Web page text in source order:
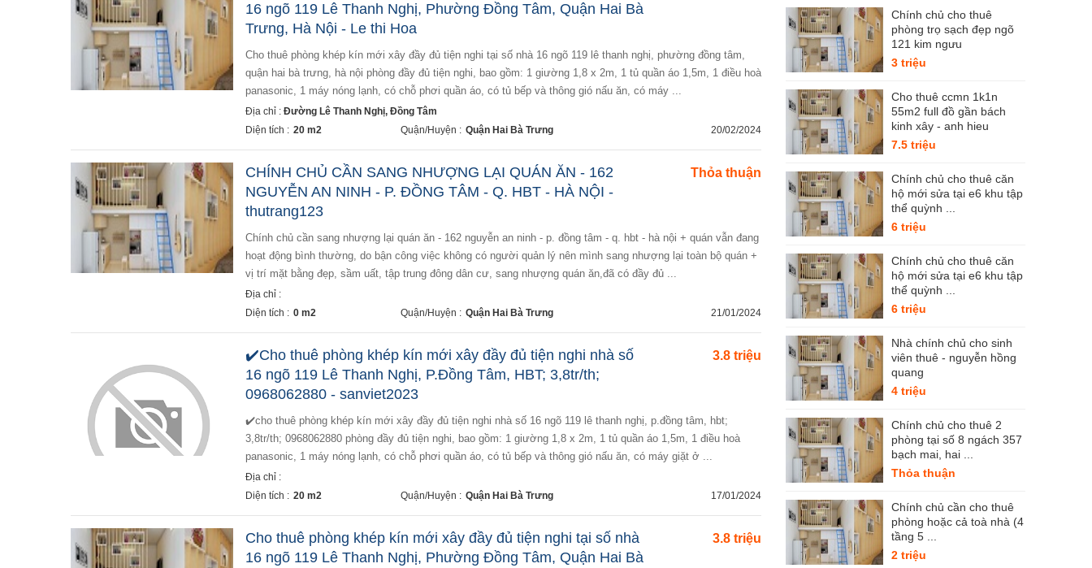
16 ngõ 119 Lê Thanh Nghị, Phường Đồng Tâm, Quận Hai Bà
Trưng, Hà Nội - Le thi Hoa
cho thuê phòng khép kín mới xây đầy đủ tiện nghi tại số nhà 16 ngõ 119 lê thanh nghị, phường đồng tâm,
quận hai bà trưng, hà nội phòng đầy đủ tiện nghi, bao gồm: 1 giường 1,8 x 2m, 1 tủ quần áo 1,5m, 1 điều hoà
panasonic, 1 máy nóng lạnh, có chỗ phơi quần áo, có tủ bếp và thông gió nấu ăn, có máy ...
Địa chỉ : Đường Lê Thanh Nghị, Đồng Tâm
Diện tích : 20 m2 Quận/Huyện : Quận Hai Bà Trưng 20/02/2024
Thỏa thuận
CHÍNH CHỦ CẦN SANG NHƯỢNG LẠI QUÁN ĂN - 162
NGUYỄN AN NINH - P. ĐỒNG TÂM - Q. HBT - HÀ NỘI -
thutrang123
chính chủ cần sang nhượng lại quán ăn - 162 nguyễn an ninh - p. đồng tâm - q. hbt - hà nội + quán vẫn đang
hoạt động bình thường, do bận công việc không có người quản lý nên mình sang nhượng lại toàn bộ quán +
vị trí mặt bằng đẹp, sầm uất, tập trung đông dân cư, sang nhượng quán ăn,đã có đầy đủ ...
Địa chỉ :
Diện tích : 0 m2 Quận/Huyện : Quận Hai Bà Trưng 21/01/2024
3.8 triệu
✔️Cho thuê phòng khép kín mới xây đầy đủ tiện nghi nhà số
16 ngõ 119 Lê Thanh Nghị, P.Đồng Tâm, HBT; 3,8tr/th;
0968062880 - sanviet2023
✔️cho thuê phòng khép kín mới xây đầy đủ tiện nghi nhà số 16 ngõ 119 lê thanh nghị, p.đồng tâm, hbt;
3,8tr/th; 0968062880 phòng đầy đủ tiện nghi, bao gồm: 1 giường 1,8 x 2m, 1 tủ quần áo 1,5m, 1 điều hoà
panasonic, 1 máy nóng lạnh, có chỗ phơi quần áo, có tủ bếp và thông gió nấu ăn, có máy giặt ở ...
Địa chỉ :
Diện tích : 20 m2 Quận/Huyện : Quận Hai Bà Trưng 17/01/2024
3.8 triệu
Cho thuê phòng khép kín mới xây đầy đủ tiện nghi tại số nhà
16 ngõ 119 Lê Thanh Nghị, Phường Đồng Tâm, Quận Hai Bà
Chính chủ cho thuê
phòng trọ sạch đẹp ngõ
121 kim ngưu
3 triệu
Cho thuê ccmn 1k1n
55m2 full đồ gần bách
kinh xây - anh hieu
7.5 triệu
Chính chủ cho thuê căn
hộ mới sửa tại e6 khu tập
thể quỳnh ...
6 triệu
Chính chủ cho thuê căn
hộ mới sửa tại e6 khu tập
thể quỳnh ...
6 triệu
Nhà chính chủ cho sinh
viên thuê - nguyễn hồng
quang
4 triệu
Chính chủ cho thuê 2
phòng tại số 8 ngách 357
bạch mai, hai ...
Thỏa thuận
Chính chủ cần cho thuê
phòng hoặc cả toà nhà (4
tầng 5 ...
2 triệu